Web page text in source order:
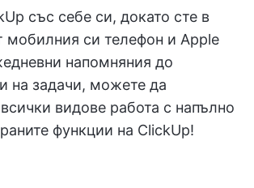
със себе си, докато сте в
мобилния си телефон и Apple
напомняния до
на задачи, можете да
видове работа с напълно
функции на ClickUp!